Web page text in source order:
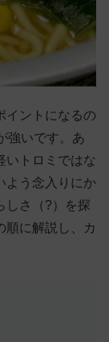
イントになるの
強いです。あ
いトロミではな
よう念入りにか
しさ（?）を探
順に解説し、カ